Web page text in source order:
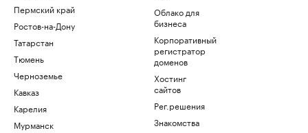
Пермский край
Ростов-на-Дону
Татарстан
Тюмень
Черноземье
Кавказ
Карелия
Мурманск
Облако для
бизнеса
Корпоративный
регистратор
доменов
Хостинг
сайтов
Рег.решения
Знакомства